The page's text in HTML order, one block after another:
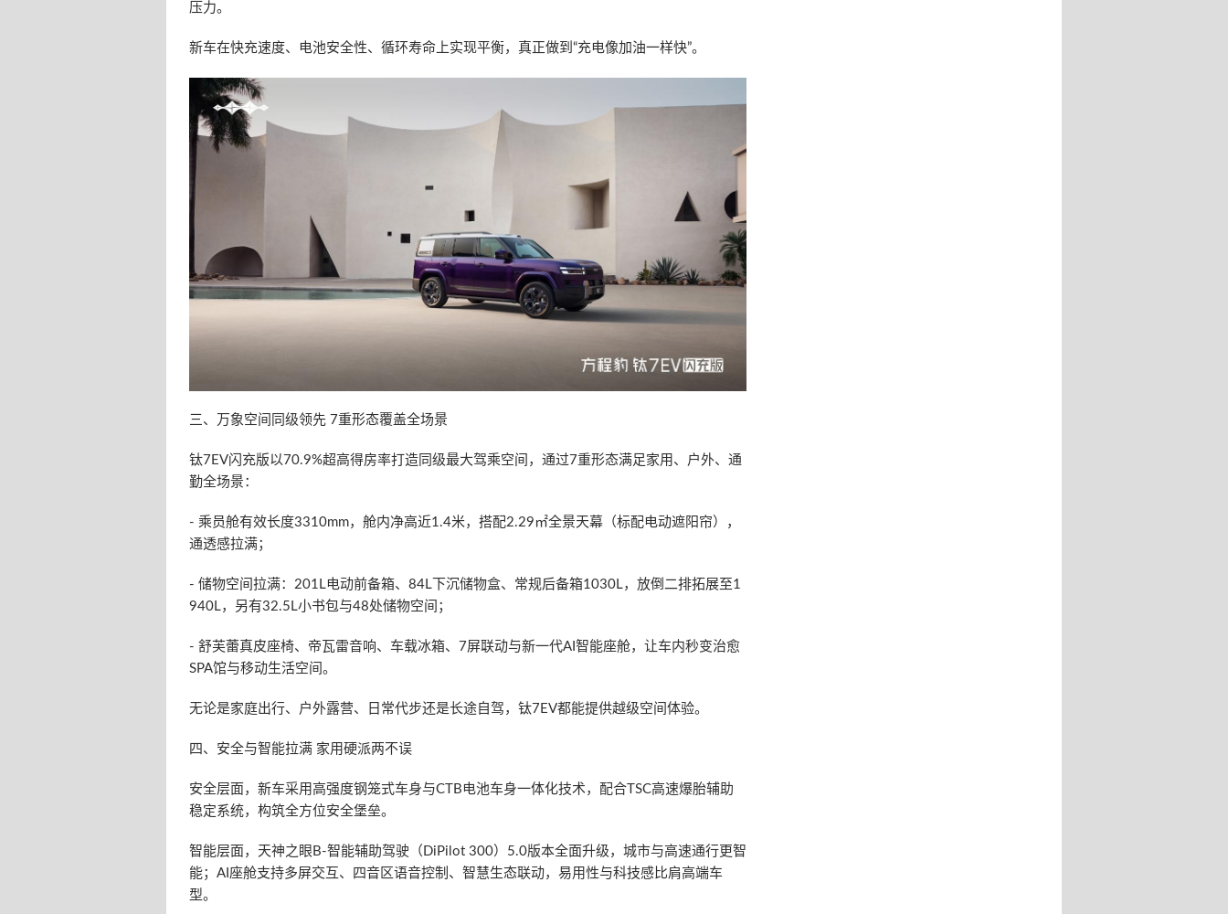
压力。
新车在快充速度、电池安全性、循环寿命上实现平衡，真正做到“充电像加油一样快”。
三、万象空间同级领先 7重形态覆盖全场景
钛7EV闪充版以70.9%超高得房率打造同级最大驾乘空间，通过7重形态满足家用、户外、通
勤全场景：
- 乘员舱有效长度3310mm，舱内净高近1.4米，搭配2.29㎡全景天幕（标配电动遮阳帘），
通透感拉满；
- 储物空间拉满：201L电动前备箱、84L下沉储物盒、常规后备箱1030L，放倒二排拓展至1
940L，另有32.5L小书包与48处储物空间；
- 舒芙蕾真皮座椅、帝瓦雷音响、车载冰箱、7屏联动与新一代AI智能座舱，让车内秒变治愈
SPA馆与移动生活空间。
无论是家庭出行、户外露营、日常代步还是长途自驾，钛7EV都能提供越级空间体验。
四、安全与智能拉满 家用硬派两不误
安全层面，新车采用高强度钢笼式车身与CTB电池车身一体化技术，配合TSC高速爆胎辅助
稳定系统，构筑全方位安全堡垒。
智能层面，天神之眼B-智能辅助驾驶（DiPilot 300）5.0版本全面升级，城市与高速通行更智
能；AI座舱支持多屏交互、四音区语音控制、智慧生态联动，易用性与科技感比肩高端车
型。